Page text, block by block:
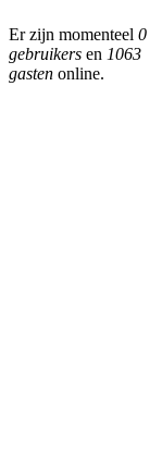
Er zijn momenteel 0
gebruikers en 1063
gasten online.